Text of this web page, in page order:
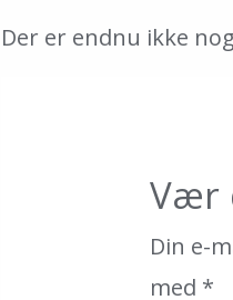
Der er endnu ikke
Vær
Din e-
med *